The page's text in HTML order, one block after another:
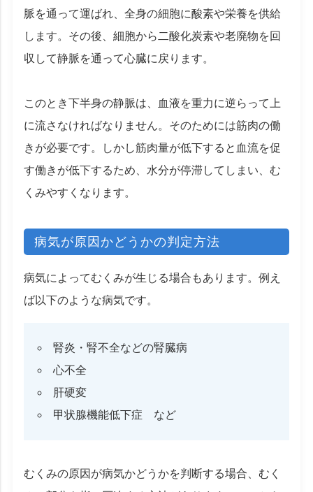
脈を通って運ばれ、全身の細胞に酸素や栄養を供給
します。その後、細胞から二酸化炭素や老廃物を回
収して静脈を通って心臓に戻ります。
このとき下半身の静脈は、血液を重力に逆らって上
に流さなければなりません。そのためには筋肉の働
きが必要です。しかし筋肉量が低下すると血流を促
す働きが低下するため、水分が停滞してしまい、む
くみやすくなります。
病気が原因かどうかの判定方法
病気によってむくみが生じる場合もあります。例え
ば以下のような病気です。
腎炎・腎不全などの腎臓病
心不全
肝硬変
甲状腺機能低下症 など
むくみの原因が病気かどうかを判断する場合、むく